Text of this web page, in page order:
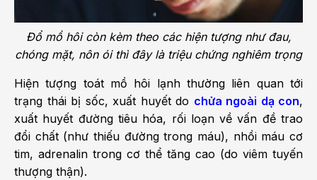
Đổ mồ hôi còn kèm theo các hiện t­ượng như­ đau,
chóng mặt, nôn ói thì đây là triệu chứng nghiêm trọng
Hiện t­ượng toát mồ hôi lạnh thư­ờng liên quan tới
trạng thái bị sốc, xuất huyết do chửa ngoài dạ con,
xuất huyết đ­ường tiêu hóa, rối loạn về vấn đề trao
đổi chất (nh­ư thiếu đ­ường trong máu), nhồi máu cơ
tim, adrenalin trong cơ thể tăng cao (do viêm tuyến
thư­ợng thận).